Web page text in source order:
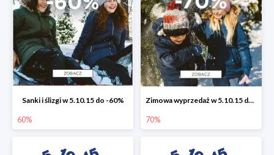
Sanki i ślizgi w 5.10.15 do -60%
60%
Zimowa wyprzedaż w 5.10.15 do -70%
70%